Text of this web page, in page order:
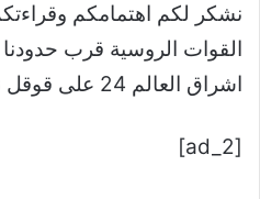
نشكر لكم اهتمامكم
اشراق العالم 24 على قوقل نيوز للمزيد من الأخبار
[ad_2]